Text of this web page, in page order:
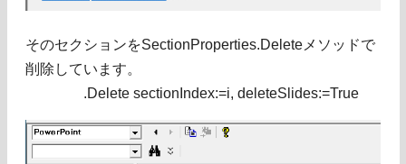
そのセクションをSectionProperties.Deleteメソッドで
削除しています。
.Delete sectionIndex:=i, deleteSlides:=True